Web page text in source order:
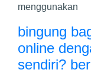
menggunakan
bingung
online
sendiri?